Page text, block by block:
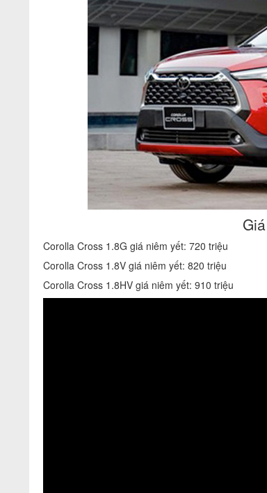
Corolla Cross 1.8G giá niêm yết: 720 triệu
Corolla Cross 1.8V giá niêm yết: 820 triệu
Corolla Cross 1.8HV giá niêm yết: 910 triệu